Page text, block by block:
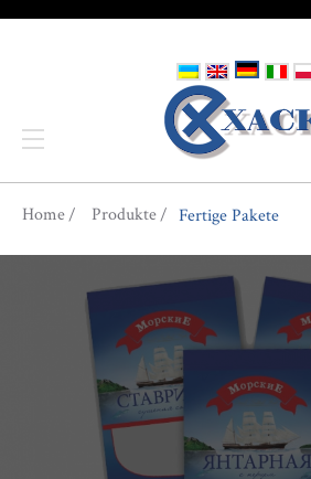
You are here
Home Produkte Fertige Pakete